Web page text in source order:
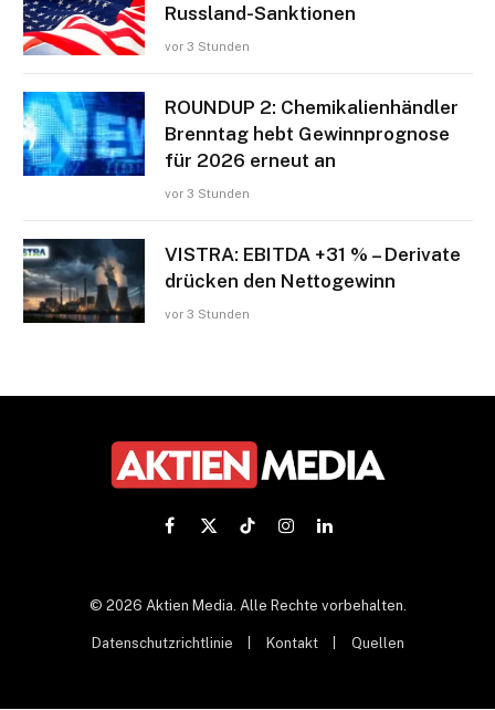
Russland-Sanktionen
vor 3 Stunden
ROUNDUP 2: Chemikalienhändler
Brenntag hebt Gewinnprognose
für 2026 erneut an
vor 3 Stunden
VISTRA: EBITDA +31 % – Derivate
drücken den Nettogewinn
vor 3 Stunden
Facebook
X
TikTokInstagramLinkedIn
© 2026 Aktien Media. Alle Rechte vorbehalten.
Datenschutzrichtlinie Kontakt Quellen